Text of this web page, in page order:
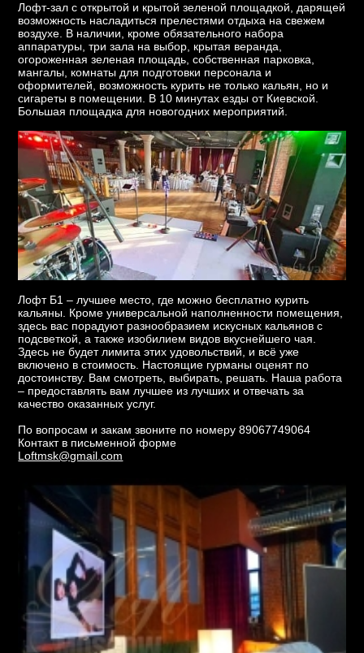
Лофт-зал с открытой и крытой зеленой площадкой, дарящей
возможность насладиться прелестями отдыха на свежем
воздухе. В наличии, кроме обязательного набора
аппаратуры, три зала на выбор, крытая веранда,
огороженная зеленая площадь, собственная парковка,
мангалы, комнаты для подготовки персонала и
оформителей, возможность курить не только кальян, но и
сигареты в помещении. В 10 минутах езды от Киевской.
Большая площадка для новогодних мероприятий.
Лофт Б1 – лучшее место, где можно бесплатно курить
кальяны. Кроме универсальной наполненности помещения,
здесь вас порадуют разнообразием искусных кальянов с
подсветкой, а также изобилием видов вкуснейшего чая.
Здесь не будет лимита этих удовольствий, и всё уже
включено в стоимость. Настоящие гурманы оценят по
достоинству. Вам смотреть, выбирать, решать. Наша работа
– предоставлять вам лучшее из лучших и отвечать за
качество оказанных услуг.
По вопросам и закам звоните по номеру 89067749064
Контакт в письменной форме
Loftmsk@gmail.com